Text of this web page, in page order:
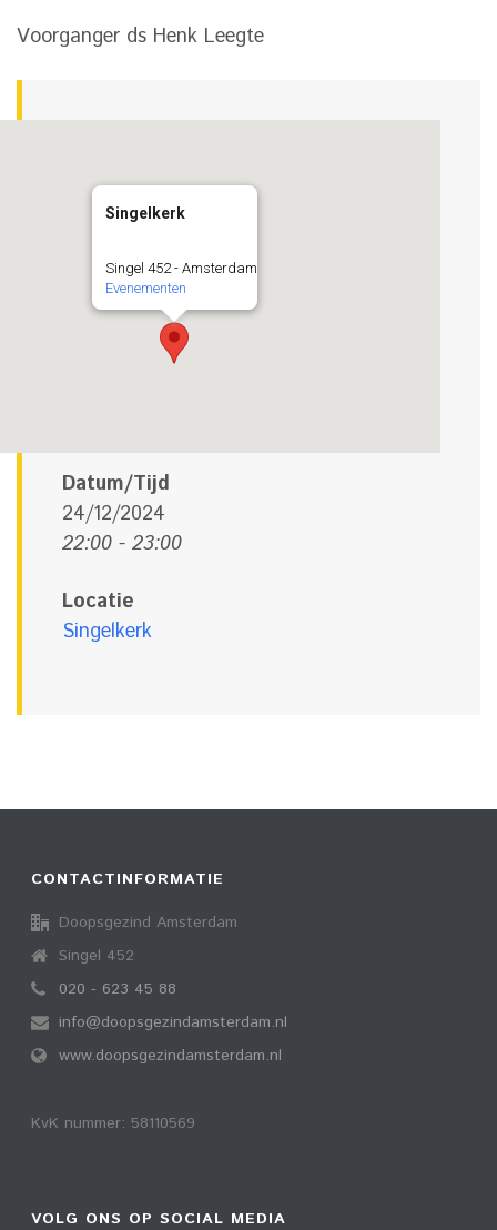
Voorganger ds Henk Leegte
Singelkerk
Singel 452 - Amsterdam
Evenementen
Datum/Tijd
24/12/2024
22:00 - 23:00
Locatie
Singelkerk
CONTACTINFORMATIE
Doopsgezind Amsterdam
Singel 452
020 - 623 45 88
info@doopsgezindamsterdam.nl
www.doopsgezindamsterdam.nl
KvK nummer: 58110569
VOLG ONS OP SOCIAL MEDIA